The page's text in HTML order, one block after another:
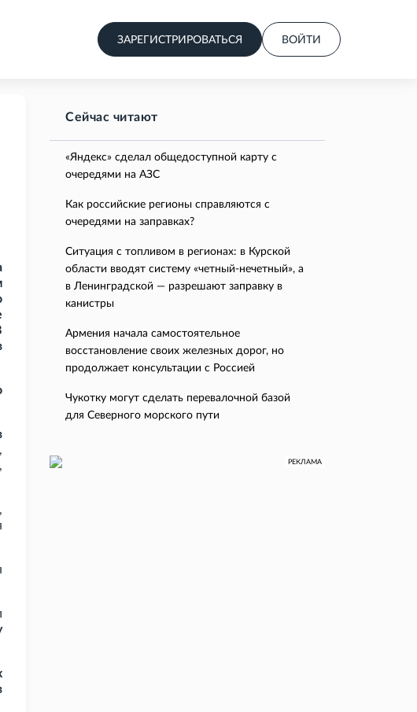
ЗАРЕГИСТРИРОВАТЬСЯ ВОЙТИ
Сейчас читают
«Яндекс» сделал общедоступной карту с
очередями на АЗС
Как российские регионы справляются с
очередями на заправках?
Ситуация с топливом в регионах: в Курской
области вводят систему «четный-нечетный», а
в Ленинградской — разрешают заправку в
канистры
Армения начала самостоятельное
восстановление своих железных дорог, но
продолжает консультации с Россией
Чукотку могут сделать перевалочной базой
для Северного морского пути
РЕКЛАМА